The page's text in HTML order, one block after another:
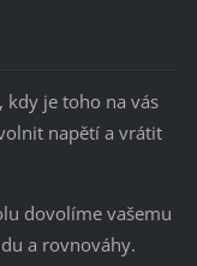
kdy je toho na vás
napětí a vrátit
dovolíme vašemu
a rovnováhy.